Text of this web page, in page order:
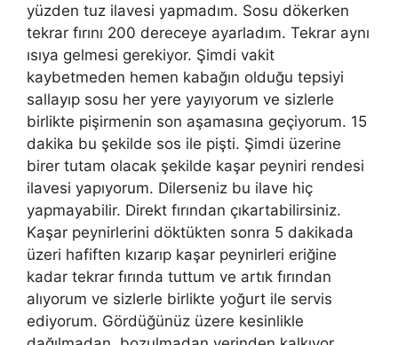
yüzden tuz ilavesi yapmadım. Sosu dökerken
tekrar fırını 200 dereceye ayarladım. Tekrar aynı
ısıya gelmesi gerekiyor. Şimdi vakit
kaybetmeden hemen kabağın olduğu tepsiyi
sallayıp sosu her yere yayıyorum ve sizlerle
birlikte pişirmenin son aşamasına geçiyorum. 15
dakika bu şekilde sos ile pişti. Şimdi üzerine
birer tutam olacak şekilde kaşar peyniri rendesi
ilavesi yapıyorum. Dilerseniz bu ilave hiç
yapmayabilir. Direkt fırından çıkartabilirsiniz.
Kaşar peynirlerini döktükten sonra 5 dakikada
üzeri hafiften kızarıp kaşar peynirleri eriğine
kadar tekrar fırında tuttum ve artık fırından
alıyorum ve sizlerle birlikte yoğurt ile servis
ediyorum. Gördüğünüz üzere kesinlikle